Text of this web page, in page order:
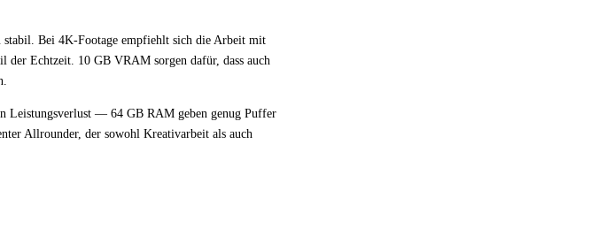
Bei 4K-Footage empfiehlt sich die Arbeit mit
Echtzeit. 10 GB VRAM sorgen dafür, dass auch
Leistungsverlust — 64 GB RAM geben genug Puffer
Allrounder, der sowohl Kreativarbeit als auch